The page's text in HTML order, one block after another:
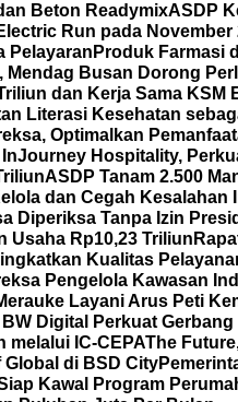
Beton ReadymixASDP
Run pada November
Pelayaran Produk Farmasi
Busan Dorong
dan Kerja Sama KSM
Literasi Kesehatan
Optimalkan
Hospitality,
ASDP Tanam 2.500
dan Cegah Kesalahan
Diperiksa Tanpa Izin
Usaha Rp10,23 Triliun
Kualitas
Pengelola Kawasan
Layani Arus Peti
Digital Perkuat
melalui IC-CEPAThe
di BSD City
Kawal Program